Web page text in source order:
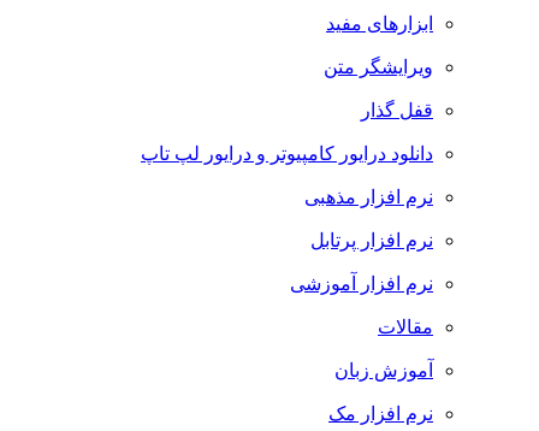
ابزارهای مفید
ویرایشگر متن
قفل گذار
دانلود درایور کامپیوتر و درایور لپ تاپ
نرم افزار مذهبی
نرم افزار پرتابل
نرم افزار آموزشی
مقالات
آموزش زبان
نرم افزار مک